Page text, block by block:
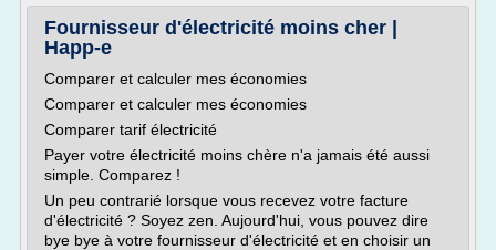
Fournisseur d'électricité moins cher |
Happ-e
Comparer et calculer mes économies
Comparer et calculer mes économies
Comparer tarif électricité
Payer votre électricité moins chère n'a jamais été aussi
simple. Comparez !
Un peu contrarié lorsque vous recevez votre facture
d'électricité ? Soyez zen. Aujourd'hui, vous pouvez dire
bye bye à votre fournisseur d'électricité et en choisir un